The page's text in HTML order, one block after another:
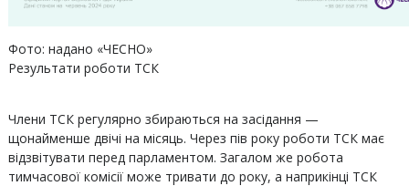
Фото: надано «ЧЕСНО»
Результати роботи ТСК
Члени ТСК регулярно збираються на засідання —
щонайменше двічі на місяць. Через пів року роботи ТСК має
відзвітувати перед парламентом. Загалом же робота
тимчасової комісії може тривати до року, а наприкінці ТСК